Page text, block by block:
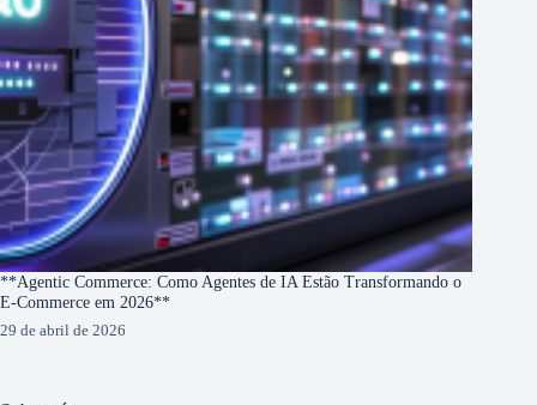
**Agentic Commerce: Como Agentes de IA Estão Transformando o
E-Commerce em 2026**
29 de abril de 2026